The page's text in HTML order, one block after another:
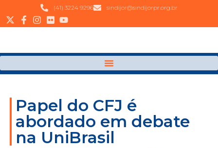
(41) 3224 9296 sindijor@sindijorpr.org.br
Papel do CFJ é
abordado em debate
na UniBrasil